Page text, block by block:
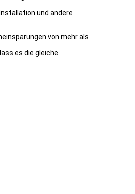
und andere
von mehr als
es die gleiche